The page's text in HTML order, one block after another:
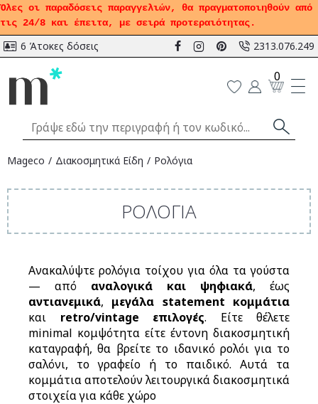
Όλες οι παραδόσεις παραγγελιών, θα πραγματοποιηθούν από
τις 24/8 και έπειτα, με σειρά προτεραιότητας.
6 Άτοκες δόσεις 2313.076.249
0
Mageco Διακοσμητικά Είδη Ρολόγια
ΡΟΛΌΓΙΑ
Ανακαλύψτε ρολόγια τοίχου για όλα τα γούστα
— από αναλογικά και ψηφιακά, έως
αντιανεμικά, μεγάλα statement κομμάτια
και retro/vintage επιλογές. Είτε θέλετε
minimal κομψότητα είτε έντονη διακοσμητική
καταγραφή, θα βρείτε το ιδανικό ρολόι για το
σαλόνι, το γραφείο ή το παιδικό. Αυτά τα
κομμάτια αποτελούν λειτουργικά διακοσμητικά
στοιχεία για κάθε χώρο